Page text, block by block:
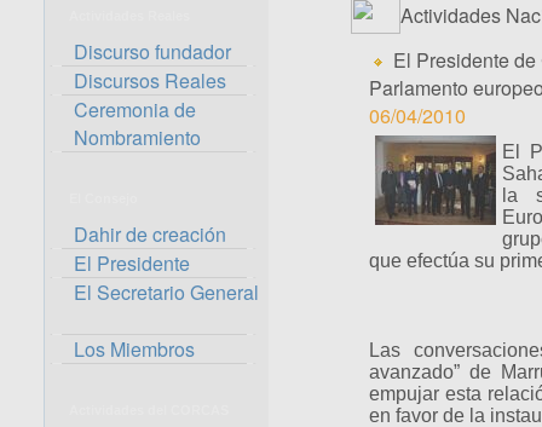
Discurso fundador
Discursos Reales
Ceremonia de
Nombramiento
Dahir de creación
El Presidente
El Secretario General
Los Miembros
Actividades
El Presidente
Parlamento
06/04/2010
El
la
que efectúa su
Las
avanzado” de
empujar esta
en favor de la